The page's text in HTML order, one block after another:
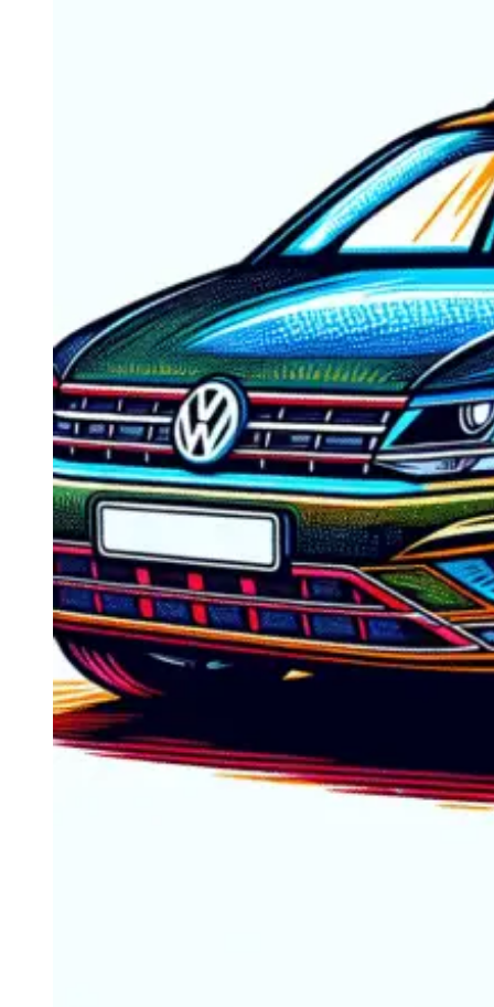
Navigatie Audi A4 B7
Navigatie Audi A4 B8
Navigatie Audi A5
Navigatie Audi A6 C5
Navigatie Audi A6 C6
Navigatie Audi A6 C7
Navigatie Audi Q5
Ford
Navigație Ford Fiesta
Navigație Ford Focus 1
Navigație Ford Focus 2
Navigație Ford Focus MK3
Navigație Ford Mondeo MK3
Navigație Ford Mondeo MK4
Navigație Ford Transit
Mercedes
Navigație Mercedes C Class W203
Navigație Mercedes C Class W204
Navigație Mercedes W203
Navigație Mercedes W204
Navigație Mercedes W211
Navigație Mercedes Sprinter
Passat
Navigație Passat B5
Navigație Passat B5 5
Navigație Passat B6
Navigație Passat CC
Skoda
Navigație Skoda Fabia 1
Navigație Skoda Fabia 2